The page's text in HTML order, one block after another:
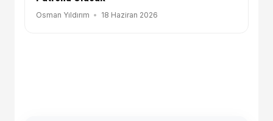
Osman Yıldırım 18 Haziran 2026